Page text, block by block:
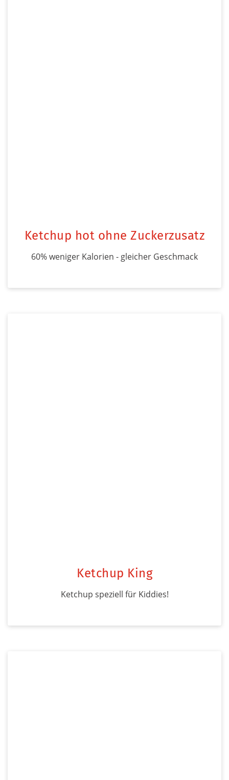
Ketchup hot ohne Zuckerzusatz
60% weniger Kalorien - gleicher Geschmack
Ketchup King
Ketchup speziell für Kiddies!